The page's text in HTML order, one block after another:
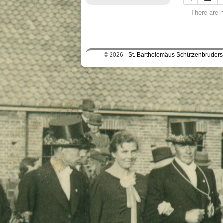
There are
© 2026 - St. Bartholomäus